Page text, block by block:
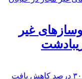
غیر